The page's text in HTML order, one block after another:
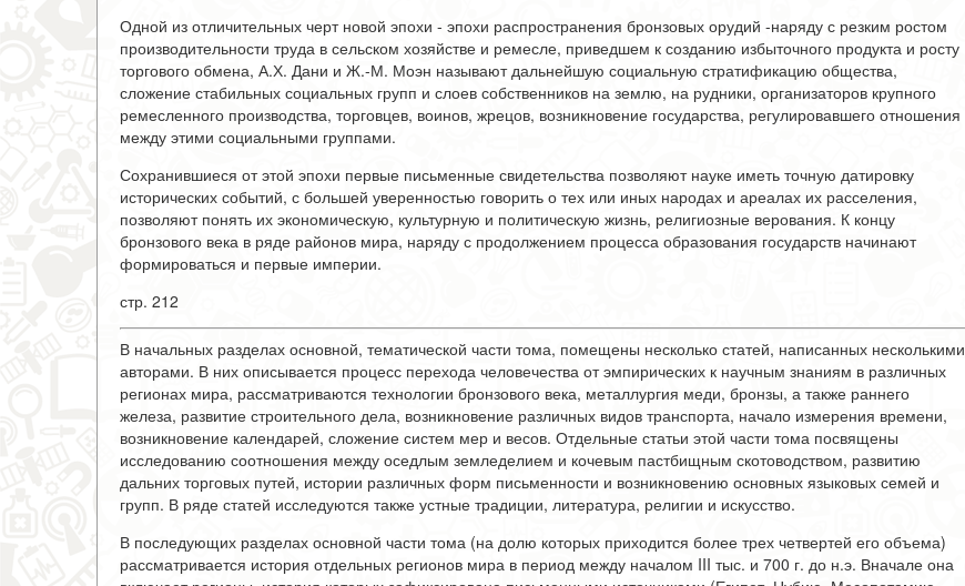
Одной из отличительных черт новой эпохи - эпохи распространения бронзовых орудий -наряду с резким ростом
производительности труда в сельском хозяйстве и ремесле, приведшем к созданию избыточного продукта и росту
торгового обмена, А.Х. Дани и Ж.-М. Моэн называют дальнейшую социальную стратификацию общества,
сложение стабильных социальных групп и слоев собственников на землю, на рудники, организаторов крупного
ремесленного производства, торговцев, воинов, жрецов, возникновение государства, регулировавшего отношения
между этими социальными группами.
Сохранившиеся от этой эпохи первые письменные свидетельства позволяют науке иметь точную датировку
исторических событий, с большей уверенностью говорить о тех или иных народах и ареалах их расселения,
позволяют понять их экономическую, культурную и политическую жизнь, религиозные верования. К концу
бронзового века в ряде районов мира, наряду с продолжением процесса образования государств начинают
формироваться и первые империи.
стр. 212
В начальных разделах основной, тематической части тома, помещены несколько статей, написанных несколькими
авторами. В них описывается процесс перехода человечества от эмпирических к научным знаниям в различных
регионах мира, рассматриваются технологии бронзового века, металлургия меди, бронзы, а также раннего
железа, развитие строительного дела, возникновение различных видов транспорта, начало измерения времени,
возникновение календарей, сложение систем мер и весов. Отдельные статьи этой части тома посвящены
исследованию соотношения между оседлым земледелием и кочевым пастбищным скотоводством, развитию
дальних торговых путей, истории различных форм письменности и возникновению основных языковых семей и
групп. В ряде статей исследуются также устные традиции, литература, религии и искусство.
В последующих разделах основной части тома (на долю которых приходится более трех четвертей его объема)
рассматривается история отдельных регионов мира в период между началом III тыс. и 700 г. до н.э. Вначале она